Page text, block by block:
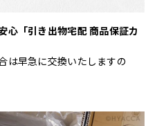
心「引き出物宅配 商品保証カ
は早急に交換いたしますの